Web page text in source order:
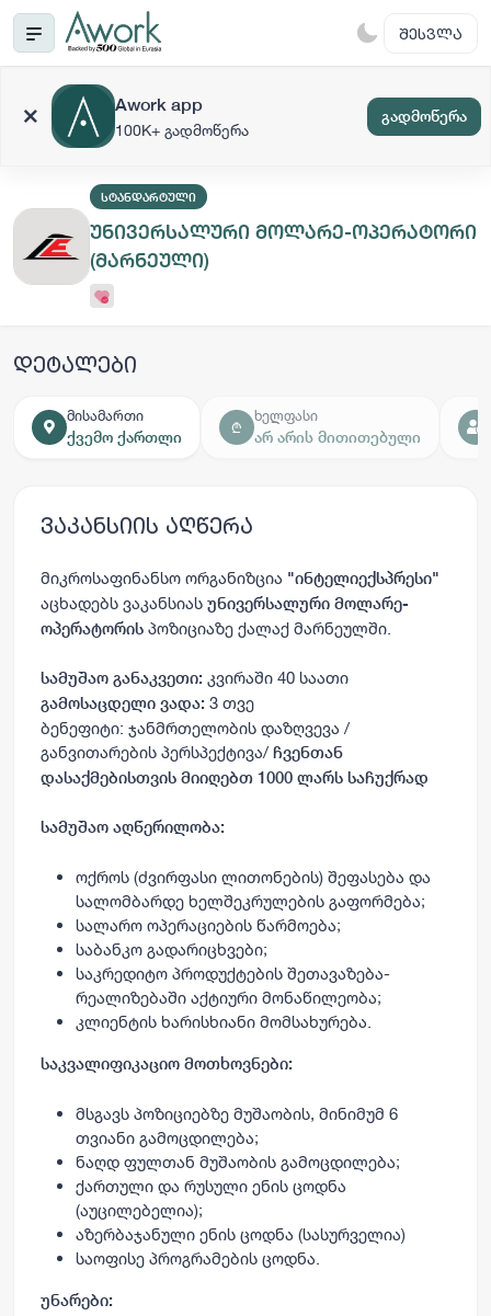
ᲨᲔᲡᲕᲚᲐ
Awork app
100K+ გადმოწერა
გადმოწერა
ᲡᲢᲐᲜᲓᲐᲠᲢᲣᲚᲘ
უნივერსალური მოლარე-ოპერატორი
(მარნეული)
დეტალები
მისამართი
ქვემო ქართლი
₾
ხელფასი
არ არის მითითებული
ვაკანსიის აღწერა
მიკროსაფინანსო ორგანიზცია "ინტელიექსპრესი"
აცხადებს ვაკანსიას უნივერსალური მოლარე-
ოპერატორის პოზიციაზე ქალაქ მარნეულში.
სამუშაო განაკვეთი: კვირაში 40 საათი
გამოსაცდელი ვადა: 3 თვე
ბენეფიტი: ჯანმრთელობის დაზღვევა /
განვითარების პერსპექტივა/ ჩვენთან
დასაქმებისთვის მიიღებთ 1000 ლარს საჩუქრად
სამუშაო აღწერილობა:
ოქროს (ძვირფასი ლითონების) შეფასება და
სალომბარდე ხელშეკრულების გაფორმება;
სალარო ოპერაციების წარმოება;
საბანკო გადარიცხვები;
საკრედიტო პროდუქტების შეთავაზება-
რეალიზებაში აქტიური მონაწილეობა;
კლიენტის ხარისხიანი მომსახურება.
საკვალიფიკაციო მოთხოვნები:
მსგავს პოზიციებზე მუშაობის, მინიმუმ 6
თვიანი გამოცდილება;
ნაღდ ფულთან მუშაობის გამოცდილება;
ქართული და რუსული ენის ცოდნა
(აუცილებელია);
აზერბაჯანული ენის ცოდნა (სასურველია)
საოფისე პროგრამების ცოდნა.
უნარები: